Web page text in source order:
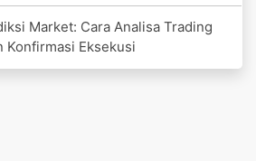
Market: Cara Analisa Trading
Konfirmasi Eksekusi